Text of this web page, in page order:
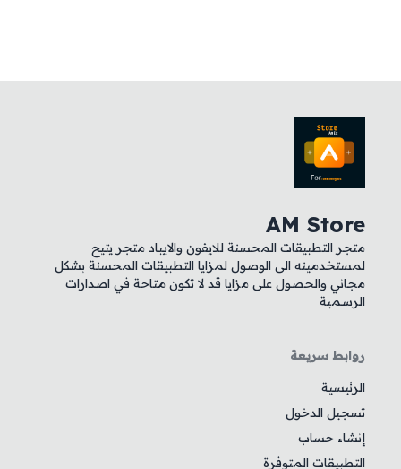
AM Store
متجر التطبيقات المحسنة للايفون والايباد متجر يتيح
لمستخدمينه الى الوصول لمزايا التطبيقات المحسنة بشكل
مجاني والحصول على مزايا قد لا تكون متاحة في اصدارات
الرسمية
روابط سريعة
الرئيسية
تسجيل الدخول
إنشاء حساب
التطبيقات المتوفرة